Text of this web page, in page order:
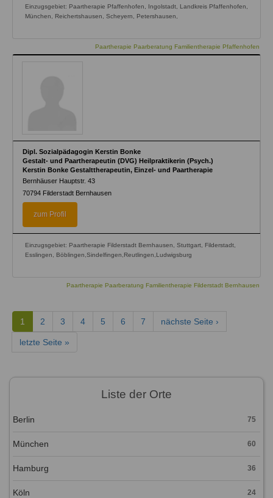
Einzugsgebiet: Paartherapie Pfaffenhofen, Ingolstadt, Landkreis Pfaffenhofen,
München, Reichertshausen, Scheyern, Petershausen,
Paartherapie Paarberatung Familientherapie Pfaffenhofen
Dipl. Sozialpädagogin Kerstin Bonke
Gestalt- und Paartherapeutin (DVG) Heilpraktikerin (Psych.)
Kerstin Bonke Gestalttherapeutin, Einzel- und Paartherapie
Bernhäuser Hauptstr. 43
70794 Filderstadt Bernhausen
zum Profil
Einzugsgebiet: Paartherapie Filderstadt Bernhausen, Stuttgart, Filderstadt,
Esslingen, Böblingen,Sindelfingen,Reutlingen,Ludwigsburg
Paartherapie Paarberatung Familientherapie Filderstadt Bernhausen
1 2 3 4 5 6 7 nächste Seite ›
letzte Seite »
Liste der Orte
Berlin 75
München 60
Hamburg 36
Köln 24